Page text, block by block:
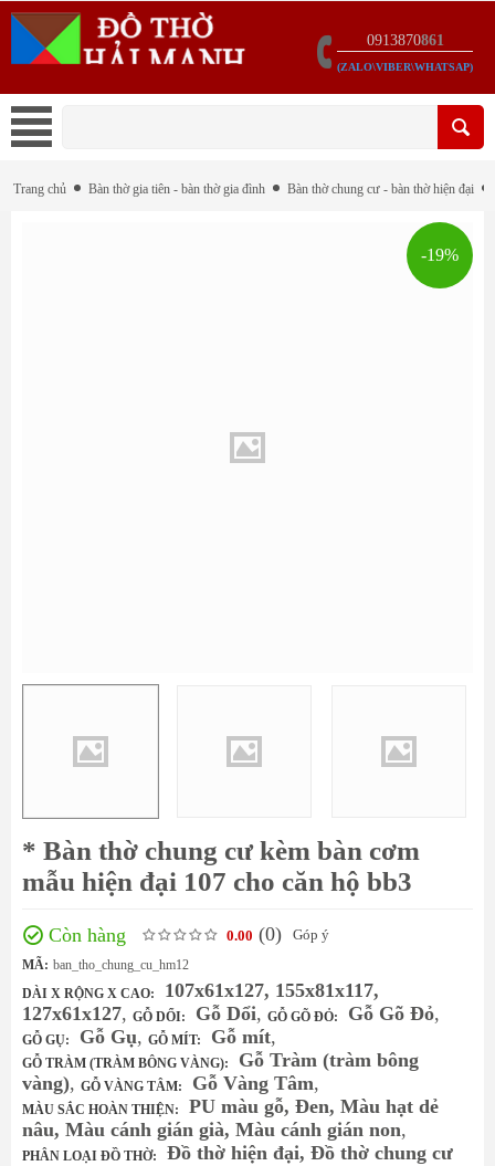
0913870861
(ZALO\VIBER\WHATSAP)
Trang chủ Bàn thờ gia tiên - bàn thờ gia đình Bàn thờ chung cư - bàn thờ hiện đại
-19%
* Bàn thờ chung cư kèm bàn cơm
mẫu hiện đại 107 cho căn hộ bb3
Còn hàng 0.00 (0) Góp ý
MÃ: ban_tho_chung_cu_hm12
DÀI X RỘNG X CAO:
107x61x127, 155x81x117,
127x61x127, GỖ DỔI: Gỗ Dổi, GỖ GÕ ĐỎ: Gỗ Gõ Đỏ,
GỖ GỤ: Gỗ Gụ, GỖ MÍT: Gỗ mít,
GỖ TRÀM (TRÀM BÔNG VÀNG):
Gỗ Tràm (tràm bông
vàng), GỖ VÀNG TÂM: Gỗ Vàng Tâm,
MÀU SẮC HOÀN THIỆN:
PU màu gỗ, Đen, Màu hạt dẻ
nâu, Màu cánh gián già, Màu cánh gián non,
PHÂN LOẠI ĐỒ THỜ: Đồ thờ hiện đại, Đồ thờ chung cư